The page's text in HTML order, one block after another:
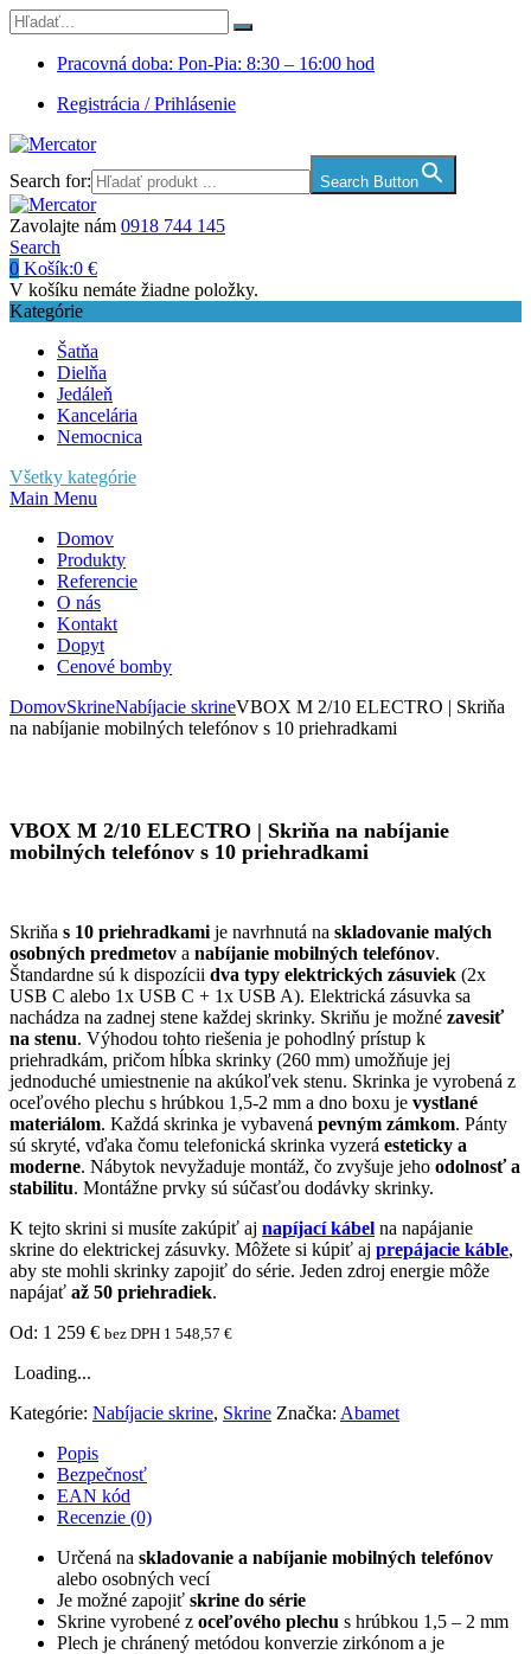
Pracovná doba: Pon-Pia: 8:30 – 16:00 hod
Registrácia / Prihlásenie
Search for: Search Button
Zavolajte nám 0918 744 145
Search
0 Košík:0 €
V košíku nemáte žiadne položky.
Kategórie
Šatňa
Dielňa
Jedáleň
Kancelária
Nemocnica
Všetky kategórie
Main Menu
Domov
Produkty
Referencie
O nás
Kontakt
Dopyt
Cenové bomby
DomovSkrineNabíjacie skrineVBOX M 2/10 ELECTRO | Skriňa
na nabíjanie mobilných telefónov s 10 priehradkami
VBOX M 2/10 ELECTRO | Skriňa na nabíjanie
mobilných telefónov s 10 priehradkami
Skriňa s 10 priehradkami je navrhnutá na skladovanie malých
osobných predmetov a nabíjanie mobilných telefónov.
Štandardne sú k dispozícii dva typy elektrických zásuviek (2x
USB C alebo 1x USB C + 1x USB A). Elektrická zásuvka sa
nachádza na zadnej stene každej skrinky. Skriňu je možné zavesiť
na stenu. Výhodou tohto riešenia je pohodlný prístup k
priehradkám, pričom hĺbka skrinky (260 mm) umožňuje jej
jednoduché umiestnenie na akúkoľvek stenu. Skrinka je vyrobená z
oceľového plechu s hrúbkou 1,5-2 mm a dno boxu je vystlané
materiálom. Každá skrinka je vybavená pevným zámkom. Pánty
sú skryté, vďaka čomu telefonická skrinka vyzerá esteticky a
moderne. Nábytok nevyžaduje montáž, čo zvyšuje jeho odolnosť a
stabilitu. Montážne prvky sú súčasťou dodávky skrinky.
K tejto skrini si musíte zakúpiť aj napíjací kábel na napájanie
skrine do elektrickej zásuvky. Môžete si kúpiť aj prepájacie káble,
aby ste mohli skrinky zapojiť do série. Jeden zdroj energie môže
napájať až 50 priehradiek.
Od: 1 259 € bez DPH 1 548,57 €
Loading...
Kategórie: Nabíjacie skrine, Skrine Značka: Abamet
Popis
Bezpečnosť
EAN kód
Recenzie (0)
Určená na skladovanie a nabíjanie mobilných telefónov
alebo osobných vecí
Je možné zapojiť skrine do série
Skrine vyrobené z oceľového plechu s hrúbkou 1,5 – 2 mm
Plech je chránený metódou konverzie zirkónom a je